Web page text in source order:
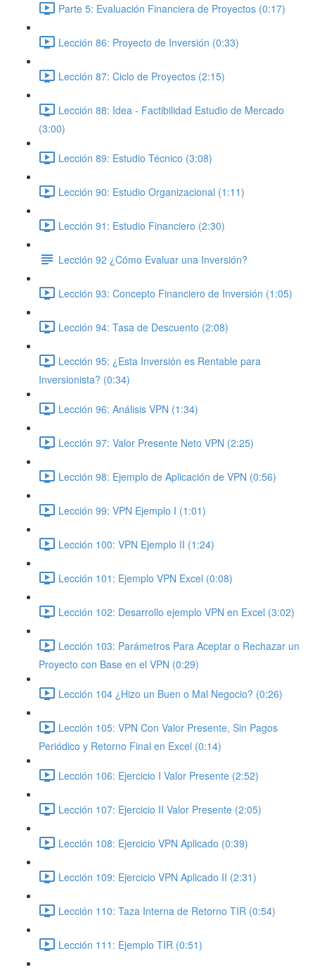
Parte 5: Evaluación Financiera de Proyectos (0:17)
Lección 86: Proyecto de Inversión (0:33)
Lección 87: Ciclo de Proyectos (2:15)
Lección 88: Idea - Factibilidad Estudio de Mercado
(3:00)
Lección 89: Estudio Técnico (3:08)
Lección 90: Estudio Organizacional (1:11)
Lección 91: Estudio Financiero (2:30)
Lección 92 ¿Cómo Evaluar una Inversión?
Lección 93: Concepto Financiero de Inversión (1:05)
Lección 94: Tasa de Descuento (2:08)
Lección 95: ¿Esta Inversión es Rentable para
Inversionista? (0:34)
Lección 96: Análisis VPN (1:34)
Lección 97: Valor Presente Neto VPN (2:25)
Lección 98: Ejemplo de Aplicación de VPN (0:56)
Lección 99: VPN Ejemplo I (1:01)
Lección 100: VPN Ejemplo II (1:24)
Lección 101: Ejemplo VPN Excel (0:08)
Lección 102: Desarrollo ejemplo VPN en Excel (3:02)
Lección 103: Parámetros Para Aceptar o Rechazar un
Proyecto con Base en el VPN (0:29)
Lección 104 ¿Hizo un Buen o Mal Negocio? (0:26)
Lección 105: VPN Con Valor Presente, Sin Pagos
Periódico y Retorno Final en Excel (0:14)
Lección 106: Ejercicio I Valor Presente (2:52)
Lección 107: Ejercicio II Valor Presente (2:05)
Lección 108: Ejercicio VPN Aplicado (0:39)
Lección 109: Ejercicio VPN Aplicado II (2:31)
Lección 110: Taza Interna de Retorno TIR (0:54)
Lección 111: Ejemplo TIR (0:51)